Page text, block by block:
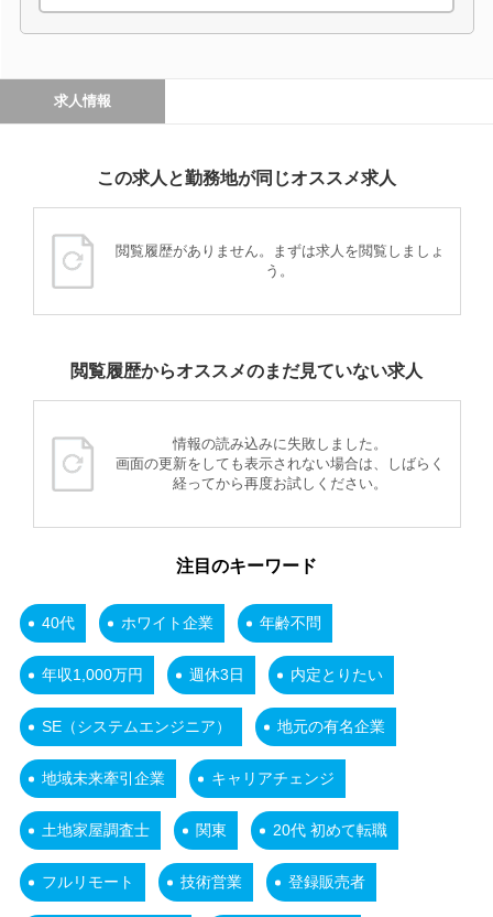
求人情報
この求人と勤務地が同じオススメ求人
閲覧履歴がありません。まずは求人を閲覧しましょ
う。
閲覧履歴からオススメのまだ見ていない求人
情報の読み込みに失敗しました。
画面の更新をしても表示されない場合は、しばらく
経ってから再度お試しください。
注目のキーワード
40代 ホワイト企業 年齢不問
年収1,000万円 週休3日 内定とりたい
SE（システムエンジニア） 地元の有名企業
地域未来牽引企業 キャリアチェンジ
土地家屋調査士 関東 20代 初めて転職
フルリモート 技術営業 登録販売者